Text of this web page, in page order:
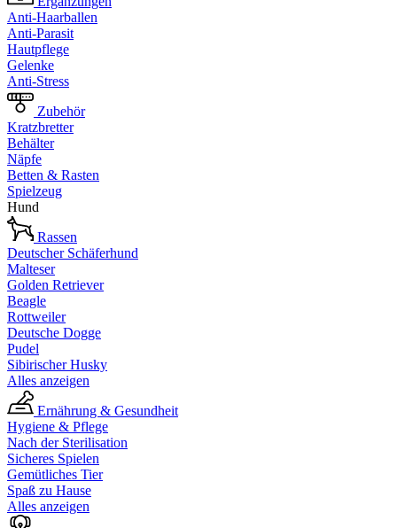
Anti-Haarballen
Anti-Parasit
Hautpflege
Gelenke
Anti-Stress
Zubehör
Kratzbretter
Behälter
Näpfe
Betten & Rasten
Spielzeug
Hund
Rassen
Deutscher Schäferhund
Malteser
Golden Retriever
Beagle
Rottweiler
Deutsche Dogge
Pudel
Sibirischer Husky
Alles anzeigen
Ernährung & Gesundheit
Hygiene & Pflege
Nach der Sterilisation
Sicheres Spielen
Gemütliches Tier
Spaß zu Hause
Alles anzeigen